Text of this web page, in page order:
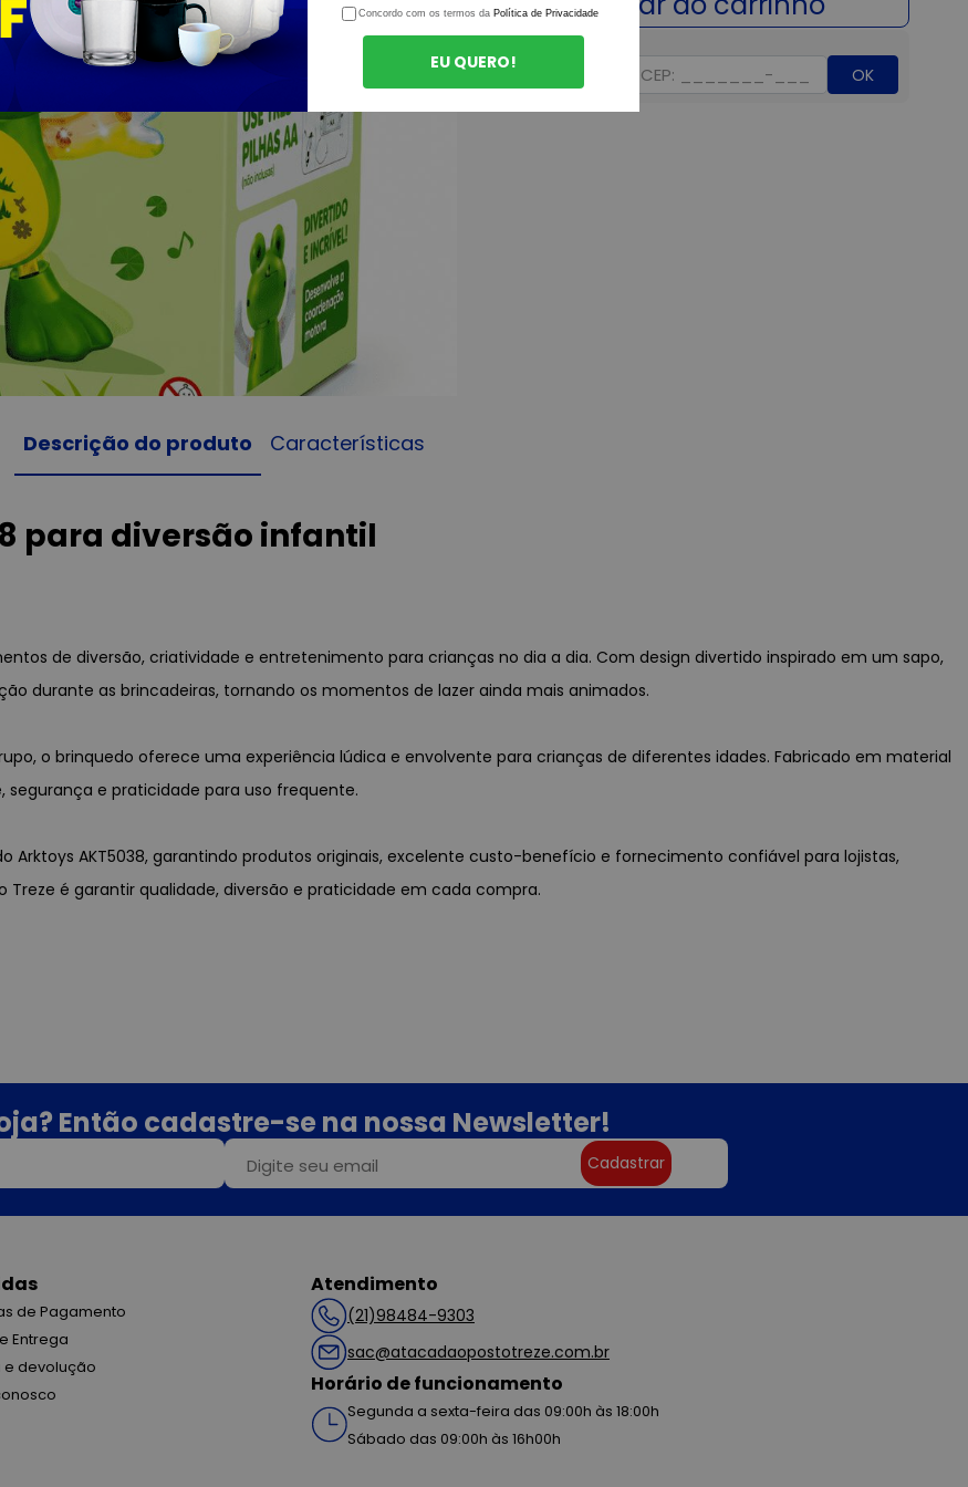
OK
Descrição do produto Características
para diversão infantil
de diversão, criatividade e entretenimento para crianças no dia a dia. Com design divertido inspirado em um sapo,
durante as brincadeiras, tornando os momentos de lazer ainda mais animados.
o brinquedo oferece uma experiência lúdica e envolvente para crianças de diferentes idades. Fabricado em material
e praticidade para uso frequente.
Arktoys AKT5038, garantindo produtos originais, excelente custo-benefício e fornecimento confiável para lojistas,
é garantir qualidade, diversão e praticidade em cada compra.
Então cadastre-se na nossa Newsletter!
Cadastrar
de Pagamento
Entrega
e devolução
Atendimento
(21)98484-9303
sac@atacadaopostotreze.com.br
Horário de funcionamento
Segunda a sexta-feira das 09:00h às 18:00h
Sábado das 09:00h às 16h00h
Concordo com os termos da Política de Privacidade
EU QUERO!